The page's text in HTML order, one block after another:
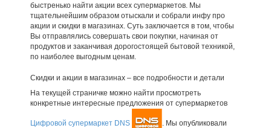
быстренько найти акции всех супермаркетов. Мы
тщательнейшим образом отыскали и собрали инфу про
акции и скидки в магазинах. Суть заключается в том, чтобы
Вы отправлялись совершать свои покупки, начиная от
продуктов и заканчивая дорогостоящей бытовой техникой,
по наиболее выгодным ценам.
Скидки и акции в магазинах – все подробности и детали
На текущей страничке можно найти просмотреть
конкретные интересные предложения от супермаркетов
Цифровой супермаркет DNS . Мы опубликовали